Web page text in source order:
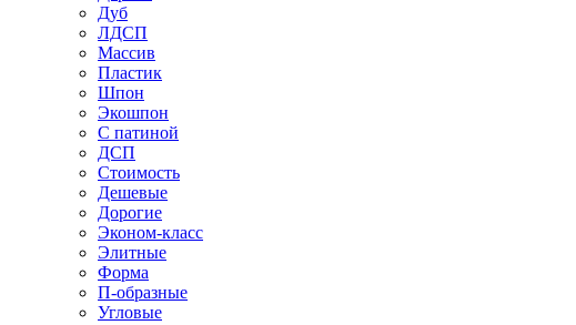
Дуб
ЛДСП
Массив
Пластик
Шпон
Экошпон
С патиной
ДСП
Стоимость
Дешевые
Дорогие
Эконом-класс
Элитные
Форма
П-образные
Угловые